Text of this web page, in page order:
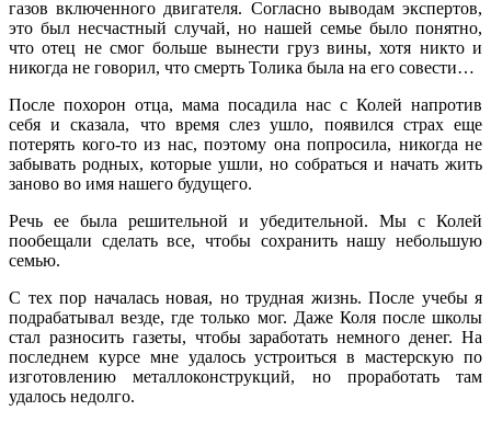
газов включенного двигателя. Согласно выводам экспертов,
это был несчастный случай, но нашей семье было понятно,
что отец не смог больше вынести груз вины, хотя никто и
никогда не говорил, что смерть Толика была на его совести…
После похорон отца, мама посадила нас с Колей напротив
себя и сказала, что время слез ушло, появился страх еще
потерять кого-то из нас, поэтому она попросила, никогда не
забывать родных, которые ушли, но собраться и начать жить
заново во имя нашего будущего.
Речь ее была решительной и убедительной. Мы с Колей
пообещали сделать все, чтобы сохранить нашу небольшую
семью.
С тех пор началась новая, но трудная жизнь. После учебы я
подрабатывал везде, где только мог. Даже Коля после школы
стал разносить газеты, чтобы заработать немного денег. На
последнем курсе мне удалось устроиться в мастерскую по
изготовлению металлоконструкций, но проработать там
удалось недолго.